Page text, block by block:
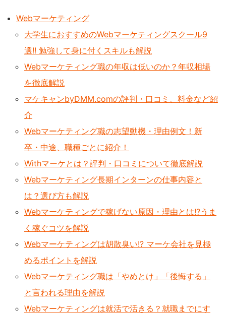
Webマーケティング
大学生におすすめのWebマーケティングスクール9
選!! 勉強して身に付くスキルも解説
Webマーケティング職の年収は低いのか？年収相場
を徹底解説
マケキャンbyDMM.comの評判・口コミ、料金など紹
介
Webマーケティング職の志望動機・理由例文！新
卒・中途、職種ごとに紹介！
Withマーケとは？評判・口コミについて徹底解説
Webマーケティング長期インターンの仕事内容と
は？選び方も解説
Webマーケティングで稼げない原因・理由とは!?うま
く稼ぐコツを解説
Webマーケティングは胡散臭い!? マーケ会社を見極
めるポイントを解説
Webマーケティング職は「やめとけ」「後悔する」
と言われる理由を解説
Webマーケティングは就活で活きる？就職までにす